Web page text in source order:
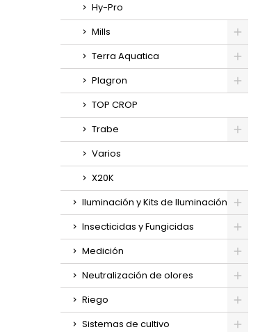
Hy-Pro
Mills
Terra Aquatica
Plagron
TOP CROP
Trabe
Varios
X20K
Iluminación y Kits de Iluminación
Insecticidas y Fungicidas
Medición
Neutralización de olores
Riego
Sistemas de cultivo